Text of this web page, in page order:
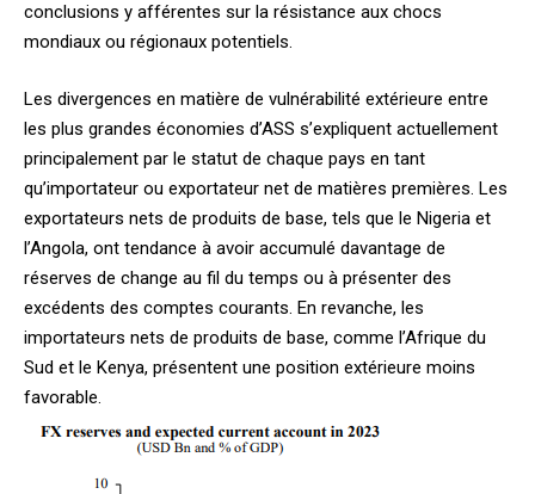
conclusions y afférentes sur la résistance aux chocs
mondiaux ou régionaux potentiels.
Les divergences en matière de vulnérabilité extérieure entre
les plus grandes économies d’ASS s’expliquent actuellement
principalement par le statut de chaque pays en tant
qu’importateur ou exportateur net de matières premières. Les
exportateurs nets de produits de base, tels que le Nigeria et
l’Angola, ont tendance à avoir accumulé davantage de
réserves de change au fil du temps ou à présenter des
excédents des comptes courants. En revanche, les
importateurs nets de produits de base, comme l’Afrique du
Sud et le Kenya, présentent une position extérieure moins
favorable.